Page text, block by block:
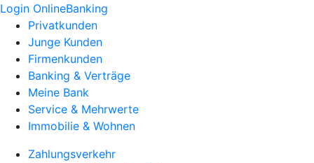
Login OnlineBanking
Privatkunden
Junge Kunden
Firmenkunden
Banking & Verträge
Meine Bank
Service & Mehrwerte
Immobilie & Wohnen
Zahlungsverkehr